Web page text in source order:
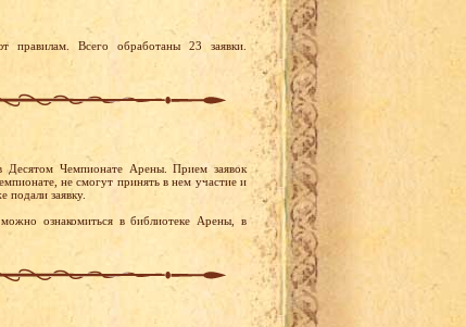
правилам. Всего обработаны 23 заявки.
Десятом Чемпионате Арены. Прием заявок
не смогут принять в нем участие и
заявку.
ознакомиться в библиотеке Арены, в